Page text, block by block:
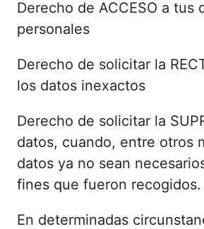
Derecho de ACCESO a tus
personales
Derecho de solicitar la
los datos inexactos
Derecho de solicitar la
datos, cuando, entre otros
datos ya no sean
fines que fueron recogidos.
En determinadas